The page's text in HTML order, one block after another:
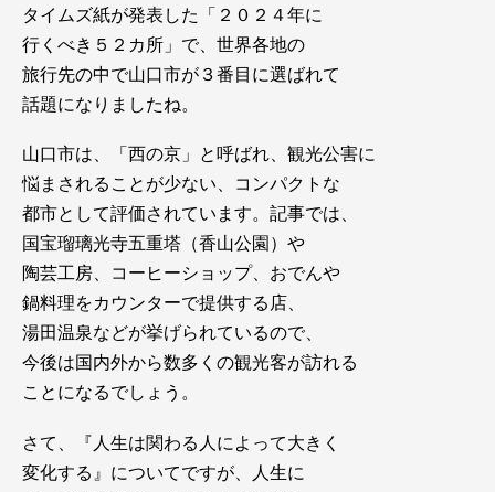
タイムズ紙が発表した「２０２４年に
行くべき５２カ所」で、世界各地の
旅行先の中で山口市が３番目に選ばれて
話題になりましたね。
山口市は、「西の京」と呼ばれ、観光公害に
悩まされることが少ない、コンパクトな
都市として評価されています。記事では、
国宝瑠璃光寺五重塔（香山公園）や
陶芸工房、コーヒーショップ、おでんや
鍋料理をカウンターで提供する店、
湯田温泉などが挙げられているので、
今後は国内外から数多くの観光客が訪れる
ことになるでしょう。
さて、『人生は関わる人によって大きく
変化する』についてですが、人生に